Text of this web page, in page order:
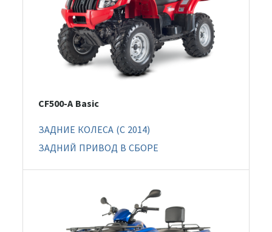
CF500-A Basic
ЗАДНИЕ КОЛЕСА (C 2014)
ЗАДНИЙ ПРИВОД В СБОРЕ